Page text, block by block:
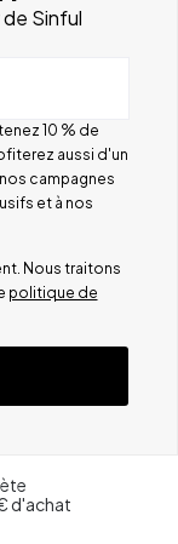
Sinful
10 % de
aussi d'un
campagnes
et à nos
Nous traitons
politique de
d'achat